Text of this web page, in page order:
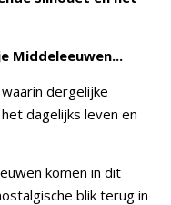
Middeleeuwen...
dergelijke
dagelijks leven en
komen in dit
blik terug in